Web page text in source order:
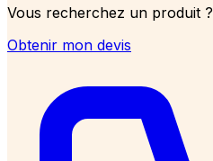
Vous recherchez un produit ?
Obtenir mon devis